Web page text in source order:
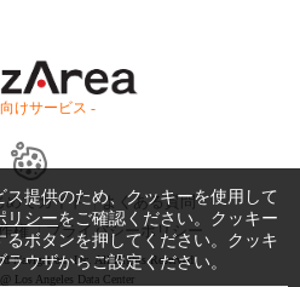
けサービス -
めてガイド
よくある質問
権 プライバシーポリシー
Navigation, Inc. All Rights Reserved.
Los Angeles Data Center
提供のため、クッキーを使用して
リシーをご確認ください。クッキー
ボタンを押してください。クッキ
ウザからご設定ください。